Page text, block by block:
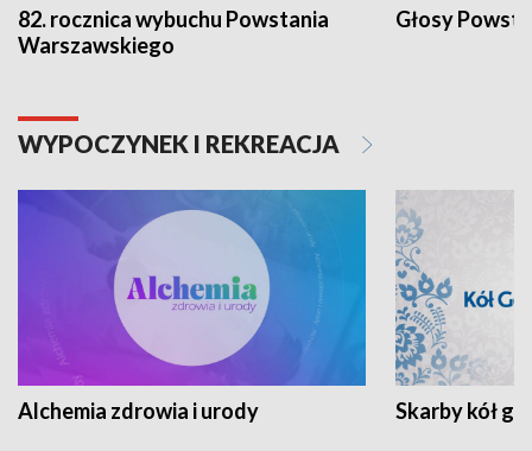
82. rocznica wybuchu Powstania
Warszawskiego
Głosy
WYPOCZYNEK I REKREACJA
Alchemia zdrowia i urody Skarby kół